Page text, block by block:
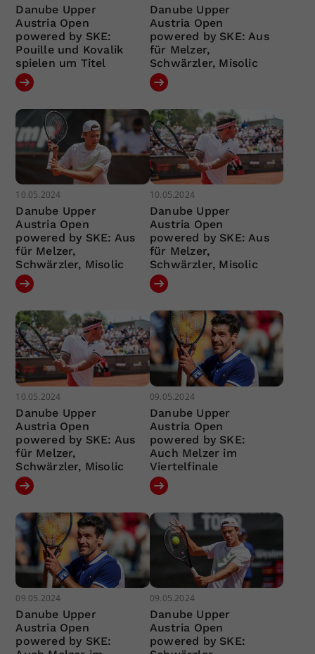
Danube Upper
Austria Open
powered by SKE:
Pouille und Kovalik
spielen um Titel
Danube Upper
Austria Open
powered by SKE: Aus
für Melzer,
Schwärzler, Misolic
10.05.2024
Danube Upper
Austria Open
powered by SKE: Aus
für Melzer,
Schwärzler, Misolic
10.05.2024
Danube Upper
Austria Open
powered by SKE: Aus
für Melzer,
Schwärzler, Misolic
10.05.2024
Danube Upper
Austria Open
powered by SKE: Aus
für Melzer,
Schwärzler, Misolic
09.05.2024
Danube Upper
Austria Open
powered by SKE:
Auch Melzer im
Viertelfinale
09.05.2024
Danube Upper
Austria Open
powered by SKE:
09.05.2024
Danube Upper
Austria Open
powered by SKE: